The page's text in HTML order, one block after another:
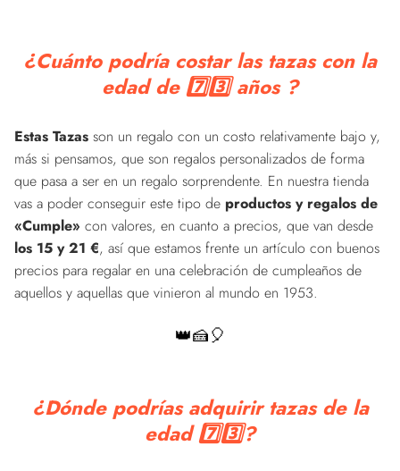
¿Cuánto podría costar las tazas con la
edad de 7️⃣3️⃣ años ?
Estas Tazas son un regalo con un costo relativamente bajo y,
más si pensamos, que son regalos personalizados de forma
que pasa a ser en un regalo sorprendente. En nuestra tienda
vas a poder conseguir este tipo de productos y regalos de
«Cumple» con valores, en cuanto a precios, que van desde
los 15 y 21 €, así que estamos frente un artículo con buenos
precios para regalar en una celebración de cumpleaños de
aquellos y aquellas que vinieron al mundo en 1953.
👑🍰🎈
¿Dónde podrías adquirir tazas de la
edad 7️⃣3️⃣?